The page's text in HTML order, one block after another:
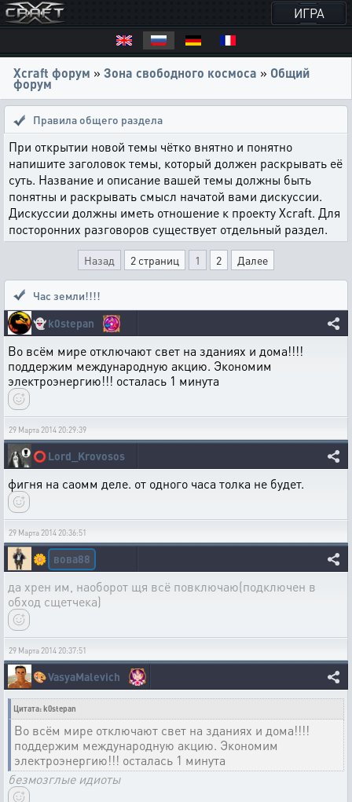
ИГРА
Xcraft форум » Зона свободного космоса » Общий
форум
Правила общего раздела
При открытии новой темы чётко внятно и понятно
напишите заголовок темы, который должен раскрывать её
суть. Название и описание вашей темы должны быть
понятны и раскрывать смысл начатой вами дискуссии.
Дискуссии должны иметь отношение к проекту Xcraft. Для
посторонних разговоров существует отдельный раздел.
Назад 2 страниц 1 2 Далее
Час земли!!!!
👻k0stepan
Во всём мире отключают свет на зданиях и дома!!!!
поддержим международную акцию. Экономим
электроэнергию!!! осталась 1 минута
29 Марта 2014 20:29:39
⭕Lord_Krovosos
фигня на саомм деле. от одного часа толка не будет.
29 Марта 2014 20:36:51
🌼 вова88
да хрен им, наоборот щя всё повключаю(подключен в
обход сщетчека)
29 Марта 2014 20:37:51
🎨VasyaMalevich
Цитата: k0stepan
Во всём мире отключают свет на зданиях и дома!!!!
поддержим международную акцию. Экономим
электроэнергию!!! осталась 1 минута
безмозглые идиоты